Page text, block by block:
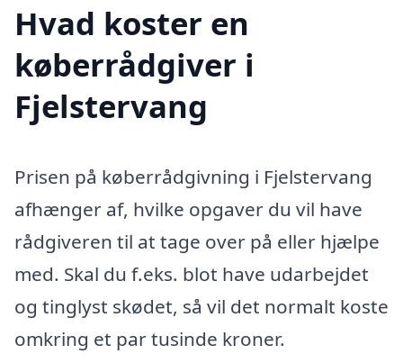
Hvad koster en
køberrådgiver i
Fjelstervang
Prisen på køberrådgivning i Fjelstervang
afhænger af, hvilke opgaver du vil have
rådgiveren til at tage over på eller hjælpe
med. Skal du f.eks. blot have udarbejdet
og tinglyst skødet, så vil det normalt koste
omkring et par tusinde kroner.